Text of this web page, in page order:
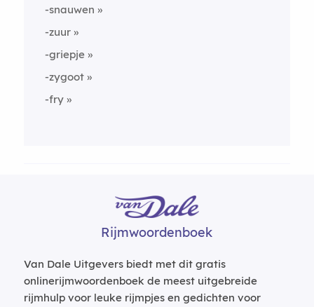
-snauwen
-zuur
-griepje
-zygoot
-fry
Rijmwoordenboek
Van Dale Uitgevers biedt met dit gratis
onlinerijmwoordenboek de meest uitgebreide
rijmhulp voor leuke rijmpjes en gedichten voor